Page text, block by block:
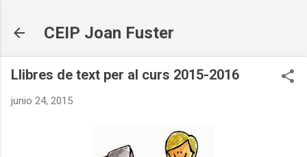
CEIP Joan Fuster
Llibres de text per al curs 2015-2016
junio 24, 2015